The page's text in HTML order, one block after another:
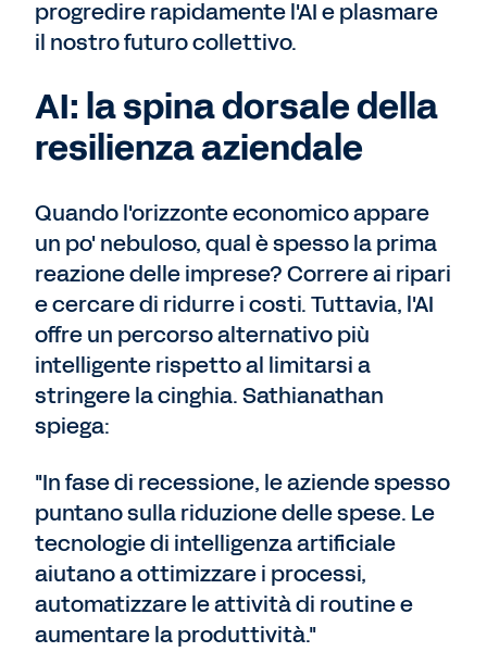
progredire rapidamente l'AI e plasmare
il nostro futuro collettivo.
AI: la spina dorsale della
resilienza aziendale
Quando l'orizzonte economico appare
un po' nebuloso, qual è spesso la prima
reazione delle imprese? Correre ai ripari
e cercare di ridurre i costi. Tuttavia, l'AI
offre un percorso alternativo più
intelligente rispetto al limitarsi a
stringere la cinghia. Sathianathan
spiega:
"In fase di recessione, le aziende spesso
puntano sulla riduzione delle spese. Le
tecnologie di intelligenza artificiale
aiutano a ottimizzare i processi,
automatizzare le attività di routine e
aumentare la produttività."